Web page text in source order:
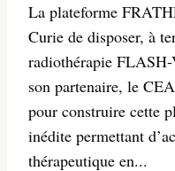
La plateforme
Curie de disposer, à
radiothérapie
son partenaire, le
pour construire cette
inédite permettant
thérapeutique en...